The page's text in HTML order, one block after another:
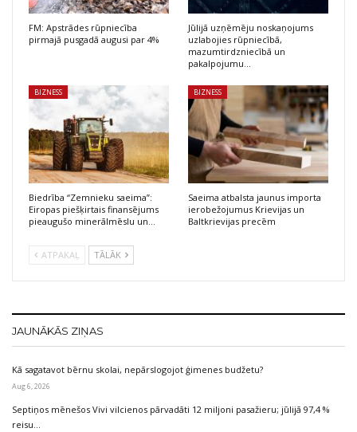
FM: Apstrādes rūpniecība
pirmajā pusgadā augusi par 4%
Jūlijā uzņēmēju noskaņojums
uzlabojies rūpniecībā,
mazumtirdzniecībā un
pakalpojumu…
BIZNESS
Biedrība “Zemnieku saeima”:
Eiropas piešķirtais finansējums
pieaugušo minerālmēslu un…
BIZNESS
Saeima atbalsta jaunus importa
ierobežojumus Krievijas un
Baltkrievijas precēm
ATPAKAĻ TĀLĀK
JAUNĀKĀS ZIŅAS
Kā sagatavot bērnu skolai, nepārslogojot ģimenes budžetu?
Aug 6, 2026
Septiņos mēnešos Vivi vilcienos pārvadāti 12 miljoni pasažieru; jūlijā 97,4 %
reisu…